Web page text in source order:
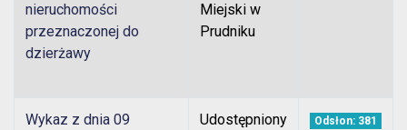
nieruchomości
przeznaczonej do
dzierżawy
Miejski w
Prudniku
Wykaz z dnia 09
Udostępniony
Odsłon: 381